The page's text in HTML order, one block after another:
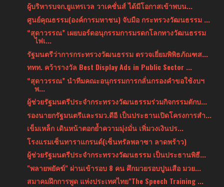
ผู้บริหารบจก.ยูแทรเวล วาเคชั่นส์ ได้มีโอกาสเข้าพบน...
ศูนย์คุณธรรม(องค์การมหาชน) จับมือ กระทรวงวัฒนธรรม ...
“สุดาวรรณ” เผยบอร์ดอนุกรรมการมรดกโลกทางวัฒนธรรม
ไฟเ...
รัฐมนตรีว่าการกระทรวงวัฒนธรรม ตรวจเยี่ยมพิพิธภัณฑส...
ททท. คว้ารางวัล Best Display Ads in Public Sector ...
“สุดาวรรณ” นำทีมคณะอนุกรรมการกลั่นกรองคำขอใช้งบฯ
พ...
ผู้ช่วยรัฐมนตรีประจำกระทรวงวัฒนธรรมร่วมกิจกรรมตักบ...
รองนายกรัฐมนตรีและรมว.ดีอี เป็นประธานเปิดโครงการสำ...
เข็มเหล็ก เดินหน้าตอกย้ำความมุ่งมั่น เพิ่มวงเงินปร...
โรงแรมเซ็นทาราแกรนด์(เซ็นทรัลพลาซา ลาดพร้าว)
ผู้ช่วยรัฐมนตรีประจำกระทรวงวัฒนธรรม เป็นประธานพิธี...
"พลายพยัคฆ์" ผ่านเข้ารอบ 8 คน ศึกมวยรอบปูนเสือ มวย...
สมาคมฝึกการพูด แห่งประเทศไทย"The Speech Training ...